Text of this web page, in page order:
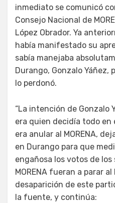
inmediato se comunicó
Consejo Nacional de
López Obrador. Ya
había manifestado su
sabía manejaba
Durango, Gonzalo Yáñez,
lo perdonó.
“La intención de Gonzalo
era quien decidía todo en
era anular al MORENA,
en Durango para que
engañosa los votos de
MORENA fueran a parar
desaparición de este
la fuente, y continúa: